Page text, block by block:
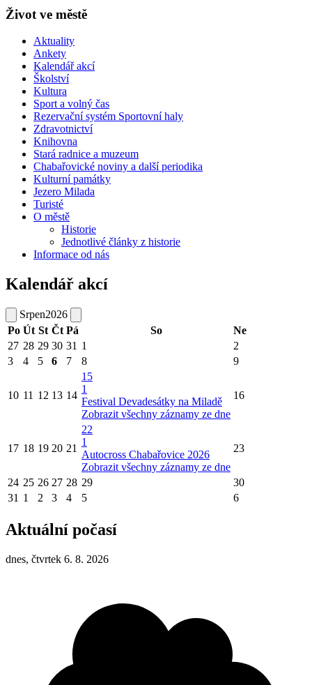
Život ve městě
Aktuality
Ankety
Kalendář akcí
Školství
Kultura
Sport a volný čas
Rezervační systém Sportovní haly
Zdravotnictví
Knihovna
Stará radnice a muzeum
Chabařovické noviny a další periodika
Kulturní památky
Jezero Milada
Turisté
O městě
Historie
Jednotlivé články z historie
Informace od nás
Kalendář akcí
Srpen2026
Po Út St Čt Pá So
Ne
27 28 29 30 31 1
2
3
4 5 6 7 8 9
10 11 12 13 14
15
1
Festival Devadesátky na Miladě
Zobrazit všechny záznamy ze dne
16
17 18 19 20 21
22
1
Autocross Chabařovice 2026
Zobrazit všechny záznamy ze dne
23
24 25 26 27 28 29
30
31 1 2 3 4 5 6
Aktuální počasí
dnes, čtvrtek 6. 8. 2026